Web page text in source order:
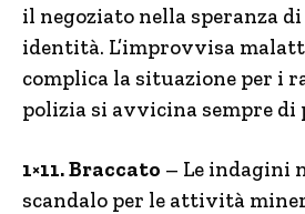
il negoziato nella speranza
identità. L’improvvisa
complica la situazione per i
polizia si avvicina sempre di
1×11. Braccato – Le indagini
scandalo per le attività